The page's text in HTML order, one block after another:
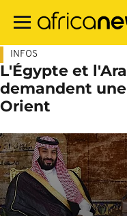
contenu
INFOS
L'Égypte et
demandent
Orient